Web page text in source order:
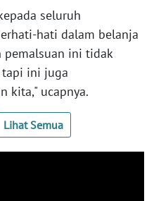
seluruh
hati dalam belanja
pemalsuan ini tidak
tapi ini juga
kita," ucapnya.
Lihat Semua